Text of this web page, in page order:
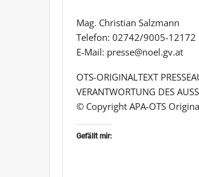
Mag. Christian Salzmann
Telefon: 02742/9005-12172
E-Mail: presse@noel.gv.at
OTS-ORIGINALTEXT
VERANTWORTUNG DES
© Copyright APA-OTS
Gefällt mir: